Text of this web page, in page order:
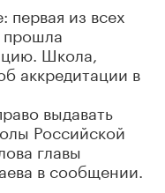
первая из всех
Школа,
аккредитации в
выдавать
Российской
главы
в сообщении.